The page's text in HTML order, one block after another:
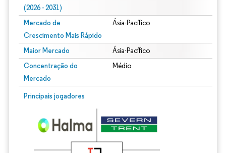
(2026 - 2031)
Mercado de
Crescimento Mais Rápido
Ásia-Pacífico
Maior Mercado Ásia-Pacífico
Concentração do
Mercado
Médio
Principais jogadores
Imagem © Mordor Intelligence. O reuso requer atribuição conforme CC BY 4.0.